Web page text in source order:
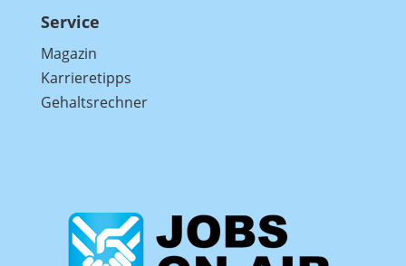
Service
Magazin
Karrieretipps
Gehaltsrechner